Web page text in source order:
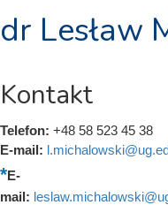
dr Lesław
Kontakt
Telefon: +48 58 523 45 38
E-mail:
E-
mail: